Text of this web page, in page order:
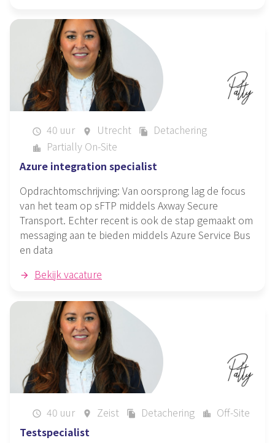
schedule 40 uur place Utrecht file_copy Detachering
location_city
Partially On-Site
Azure integration specialist
Opdrachtomschrijving: Van oorsprong lag de focus
van het team op sFTP middels Axway Secure
Transport. Echter recent is ook de stap gemaakt om
messaging aan te bieden middels Azure Service Bus
en data
Bekijk vacature
schedule 40 uur place Zeist file_copy Detachering location_city
Off-Site
Testspecialist